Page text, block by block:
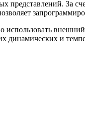
представлений. За
использовать
динамических и